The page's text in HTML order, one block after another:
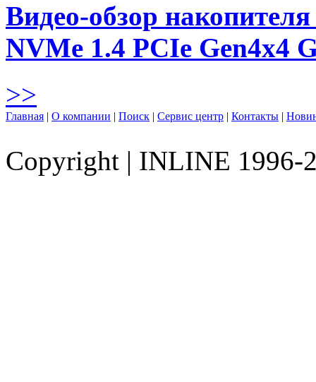
Видео-обзор
NVMe 1.4 PCIe Gen4х4
>>
Главная | О компании | Поиск | Сервис центр | Контакты |
Copyright | INLINE 1996-